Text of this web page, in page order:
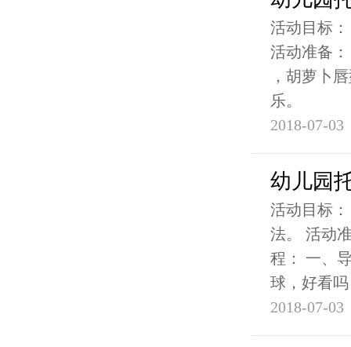
活动目标
活动准备
，胡萝卜
乐。
2018-07-03
幼儿园
活动目标
法。 活动
程： 一、
球，好看吗
2018-07-03